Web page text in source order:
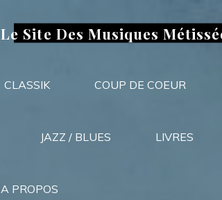
Le Site Des Musiques
CLASSIK COUP DE COEUR
JAZZ / BLUES LIVRES
A PROPOS